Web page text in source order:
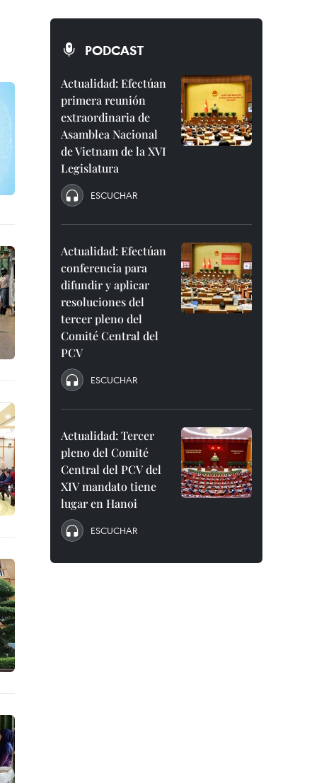
PODCAST
Actualidad: Efectúan
primera reunión
extraordinaria de
Asamblea Nacional
de Vietnam de la XVI
Legislatura
ESCUCHAR
Actualidad: Efectúan
conferencia para
difundir y aplicar
resoluciones del
tercer pleno del
Comité Central del
PCV
ESCUCHAR
Actualidad: Tercer
pleno del Comité
Central del PCV del
XIV mandato tiene
lugar en Hanoi
ESCUCHAR